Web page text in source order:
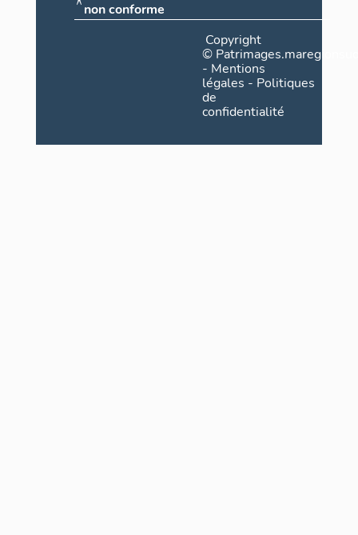
non conforme
Copyright
©
- Mentions
légales - Politiques
de
confidentialité